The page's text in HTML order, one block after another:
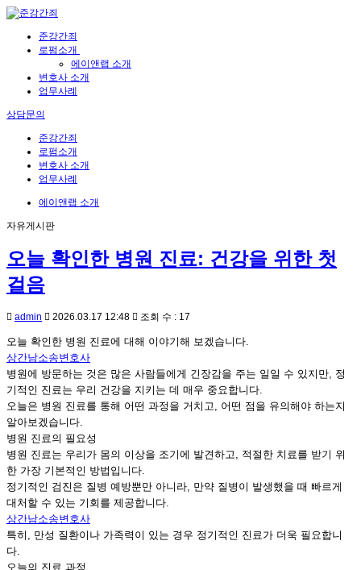
준강간죄
로펌소개
에이앤랩 소개
변호사 소개
업무사례
상담문의
준강간죄
로펌소개
변호사 소개
업무사례
에이앤랩 소개
자유게시판
오늘 확인한 병원 진료: 건강을 위한 첫
걸음
admin 2026.03.17 12:48 조회 수 : 17
오늘 확인한 병원 진료에 대해 이야기해 보겠습니다.
상간남소송변호사
병원에 방문하는 것은 많은 사람들에게 긴장감을 주는 일일 수 있지만, 정
기적인 진료는 우리 건강을 지키는 데 매우 중요합니다.
오늘은 병원 진료를 통해 어떤 과정을 거치고, 어떤 점을 유의해야 하는지
알아보겠습니다.
병원 진료의 필요성
병원 진료는 우리가 몸의 이상을 조기에 발견하고, 적절한 치료를 받기 위
한 가장 기본적인 방법입니다.
정기적인 검진은 질병 예방뿐만 아니라, 만약 질병이 발생했을 때 빠르게
대처할 수 있는 기회를 제공합니다.
상간남소송변호사
특히, 만성 질환이나 가족력이 있는 경우 정기적인 진료가 더욱 필요합니
다.
오늘의 진료 과정